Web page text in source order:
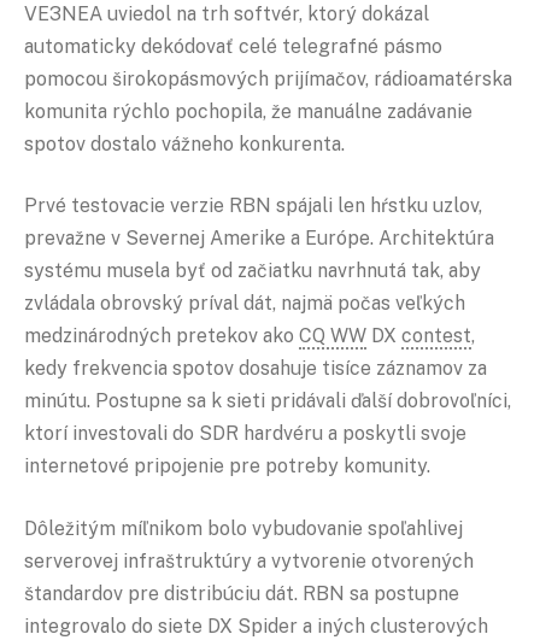
VE3NEA uviedol na trh softvér, ktorý dokázal
automaticky dekódovať celé telegrafné pásmo
pomocou širokopásmových prijímačov, rádioamatérska
komunita rýchlo pochopila, že manuálne zadávanie
spotov dostalo vážneho konkurenta.
Prvé testovacie verzie RBN spájali len hŕstku uzlov,
prevažne v Severnej Amerike a Európe. Architektúra
systému musela byť od začiatku navrhnutá tak, aby
zvládala obrovský príval dát, najmä počas veľkých
medzinárodných pretekov ako CQ WW DX contest,
kedy frekvencia spotov dosahuje tisíce záznamov za
minútu. Postupne sa k sieti pridávali ďalší dobrovoľníci,
ktorí investovali do SDR hardvéru a poskytli svoje
internetové pripojenie pre potreby komunity.
Dôležitým míľnikom bolo vybudovanie spoľahlivej
serverovej infraštruktúry a vytvorenie otvorených
štandardov pre distribúciu dát. RBN sa postupne
integrovalo do siete DX Spider a iných clusterových